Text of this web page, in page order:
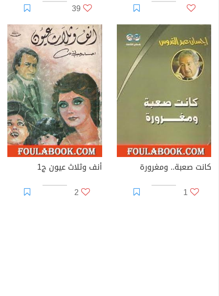
39
كانت صعبة.. ومغرورة
1
أنف وثلاث عيون ج1
2